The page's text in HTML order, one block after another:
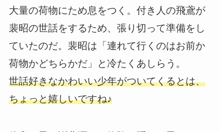
大量の荷物にため息をつく。付き人の飛鳶が
裴昭の世話をするため、張り切って準備をし
ていたのだ。裴昭は「連れて行くのはお前か
荷物かどちらかだ」と冷たくあしらう。
世話好きなかわいい少年がついてくるとは、
ちょっと嬉しいですね♪